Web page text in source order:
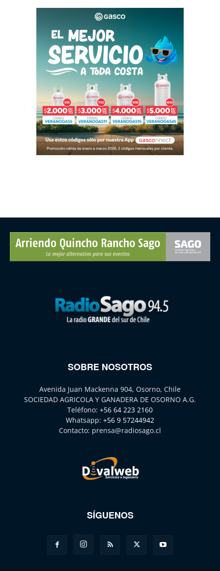
SOBRE NOSOTROS
Avenida Juan Mackenna 904, Osorno, Chile
SOCIEDAD AGRICOLA Y GANADERA DE OSORNO A.G.
Teléfono: +56 64 223 2160
Whatsapp: +56 9 57244942
Contacto: prensa@radiosago.cl
SÍGUENOS